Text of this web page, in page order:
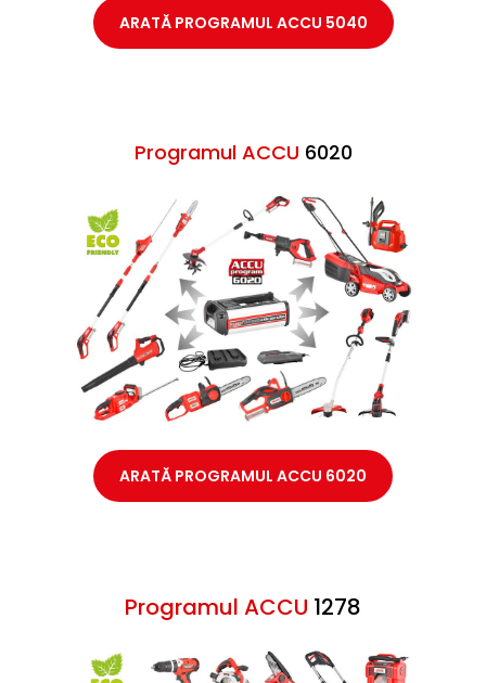
ARATĂ PROGRAMUL ACCU 5040
Programul ACCU 6020
ARATĂ PROGRAMUL ACCU 6020
Programul ACCU 1278